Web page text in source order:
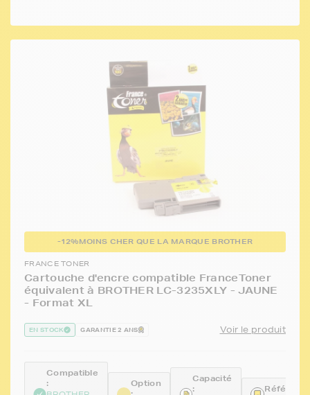
-12%MOINS CHER QUE LA MARQUE BROTHER
FRANCE TONER
Cartouche d'encre compatible FranceToner
équivalent à BROTHER LC-3235XLY - JAUNE
- Format XL
EN STOCK GARANTIE 2 ANS Voir le produit
Compatible
:
Option
Capacité
: